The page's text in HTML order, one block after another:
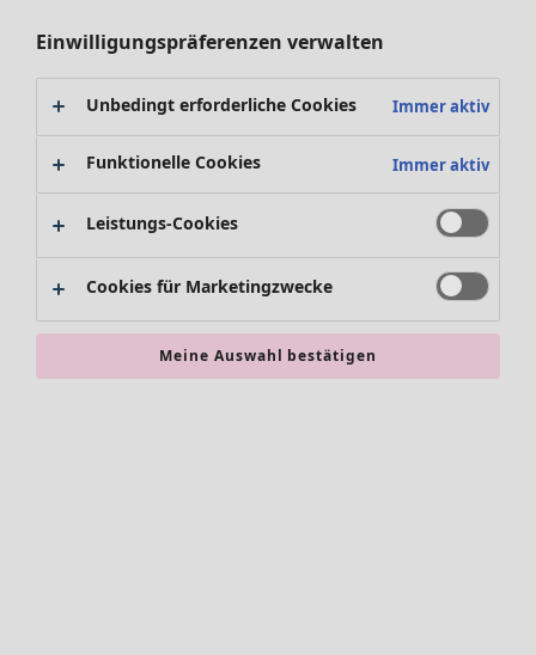
Dekoration
Teppiche
Alles im Sale
Einwilligungspräferenzen verwalten
Unbedingt erforderliche Cookies Immer aktiv
Funktionelle Cookies Immer aktiv
Leistungs-Cookies
Cookies für Marketingzwecke
Meine Auswahl bestätigen